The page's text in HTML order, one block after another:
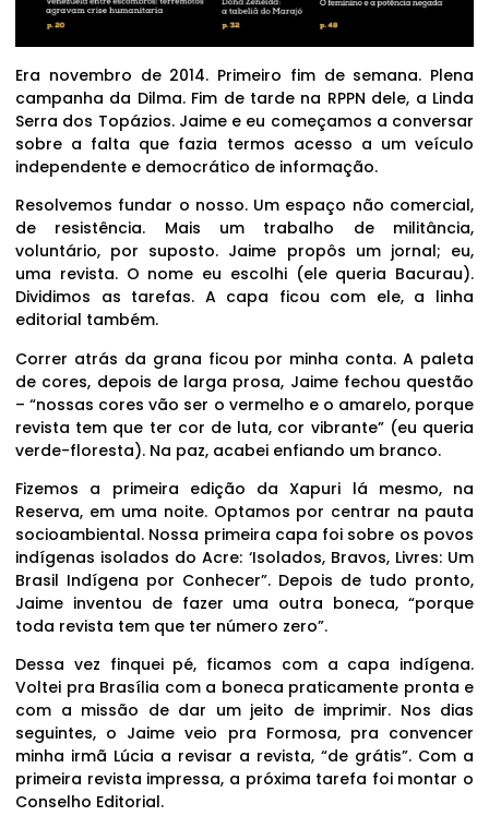
Era novembro de 2014. Primeiro fim de semana. Plena
campanha da Dilma. Fim de tarde na RPPN dele, a Linda
Serra dos Topázios. Jaime e eu começamos a conversar
sobre a falta que fazia termos acesso a um veículo
independente e democrático de informação.
Resolvemos fundar o nosso. Um espaço não comercial,
de resistência. Mais um trabalho de militância,
voluntário, por suposto. Jaime propôs um jornal; eu,
uma revista. O nome eu escolhi (ele queria Bacurau).
Dividimos as tarefas. A capa ficou com ele, a linha
editorial também.
Correr atrás da grana ficou por minha conta. A paleta
de cores, depois de larga prosa, Jaime fechou questão
– “nossas cores vão ser o vermelho e o amarelo, porque
revista tem que ter cor de luta, cor vibrante” (eu queria
verde-floresta). Na paz, acabei enfiando um branco.
Fizemos a primeira edição da Xapuri lá mesmo, na
Reserva, em uma noite. Optamos por centrar na pauta
socioambiental. Nossa primeira capa foi sobre os povos
indígenas isolados do Acre: ‘Isolados, Bravos, Livres: Um
Brasil Indígena por Conhecer”. Depois de tudo pronto,
Jaime inventou de fazer uma outra boneca, “porque
toda revista tem que ter número zero”.
Dessa vez finquei pé, ficamos com a capa indígena.
Voltei pra Brasília com a boneca praticamente pronta e
com a missão de dar um jeito de imprimir. Nos dias
seguintes, o Jaime veio pra Formosa, pra convencer
minha irmã Lúcia a revisar a revista, “de grátis”. Com a
primeira revista impressa, a próxima tarefa foi montar o
Conselho Editorial.